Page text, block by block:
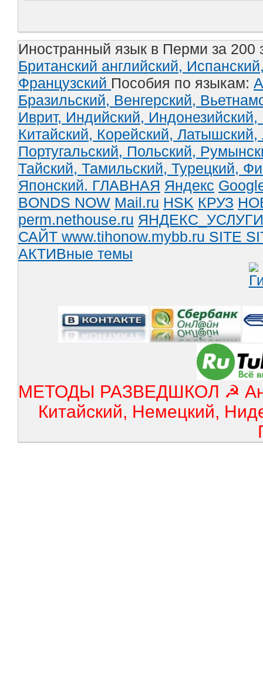
Иностранный язык в Перми за 200
Британский английский,
Французский Пособия по языкам:
Бразильский, Венгерский,
Иврит, Индийский, Индонезийский,
Китайский, Корейский, Латышский,
Португальский, Польский,
Тайский, Тамильский, Турецкий,
Японский. ГЛАВНАЯ Яндекс
BONDS NOW Mail.ru HSK КРУЗ
perm.nethouse.ru ЯНДЕКС_УСЛУГИ
САЙТ www.tihonow.mybb.ru SITE
АКТИВные темы
МЕТОДЫ РАЗВЕДШКОЛ ☭
Китайский, Немецкий,